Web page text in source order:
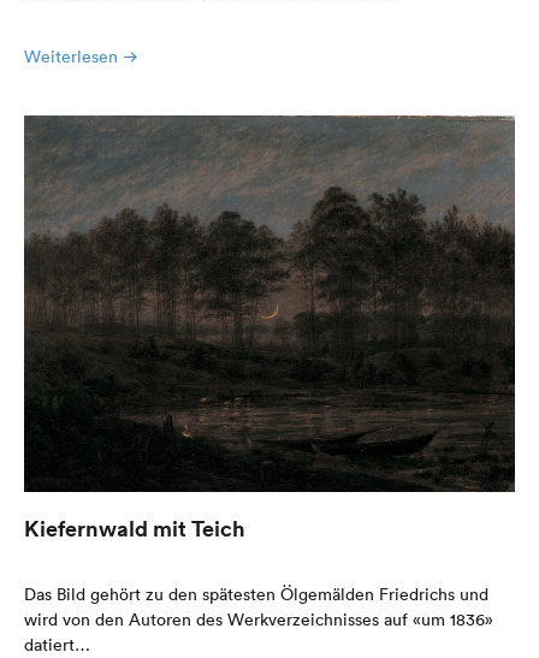
Weiterlesen
Kiefernwald mit Teich
Das Bild gehört zu den spätesten Ölgemälden Friedrichs und
wird von den Autoren des Werkverzeichnisses auf «um 1836»
datiert…